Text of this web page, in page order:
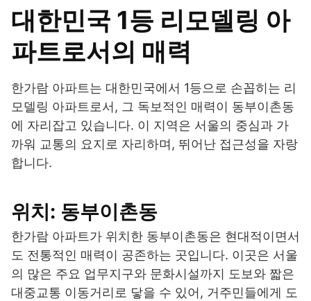
대한민국 1등 리모델링 아
파트로서의 매력
한가람 아파트는 대한민국에서 1등으로 손꼽히는 리
모델링 아파트로서, 그 독보적인 매력이 동부이촌동
에 자리잡고 있습니다. 이 지역은 서울의 중심과 가
까워 교통의 요지로 자리하며, 뛰어난 접근성을 자랑
합니다.
위치: 동부이촌동
한가람 아파트가 위치한 동부이촌동은 현대적이면서
도 전통적인 매력이 공존하는 곳입니다. 이곳은 서울
의 많은 주요 업무지구와 문화시설까지 도보와 짧은
대중교통 이동거리로 닿을 수 있어, 거주민들에게 도